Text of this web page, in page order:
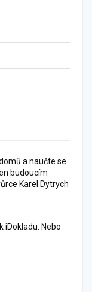
a naučte se
budoucím
Karel Dytrych
iDokladu. Nebo